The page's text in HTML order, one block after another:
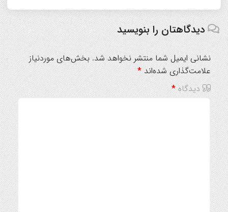
دیدگاهتان را بنویسید
نشانی ایمیل شما منتشر نخواهد شد. بخش‌های موردنیاز
علامت‌گذاری شده‌اند*
دیدگاه*